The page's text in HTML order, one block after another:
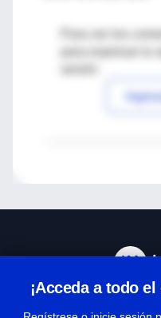
Para ver los
¡Acceda a todo